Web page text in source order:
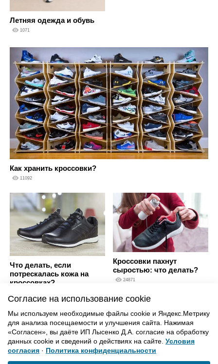
Летняя одежда и обувь
1071
Как хранить кроссовки?
11092
Что делать, если
потрескалась кожа на
кроссовках?
Кроссовки пахнут
сыростью: что делать?
24871
Согласие на использование cookie
Мы используем необходимые файлы cookie и Яндекс.Метрику
для анализа посещаемости и улучшения сайта. Нажимая
«Согласен», вы даёте ИП Лысенко Д.А. согласие на обработку
данных cookie и сведений о действиях на сайте. Условия
согласия · Политика конфиденциальности